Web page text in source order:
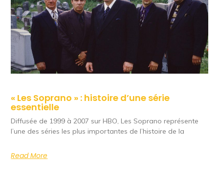
« Les Soprano » : histoire d’une série
essentielle
Diffusée de 1999 à 2007 sur HBO, Les Soprano représente
l’une des séries les plus importantes de l’histoire de la
Read More